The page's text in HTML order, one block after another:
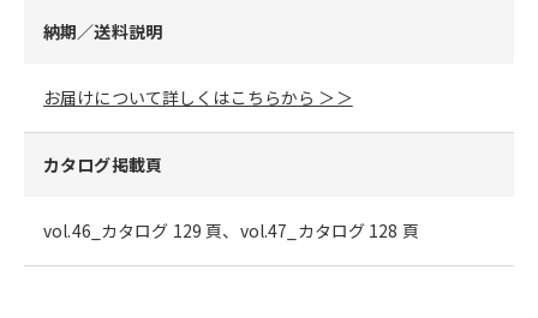
納期／送料説明
お届けについて詳しくはこちらから ＞＞
カタログ掲載頁
vol.46_カタログ 129 頁、vol.47_カタログ 128 頁